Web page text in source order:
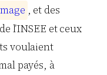
mage , et des
l’INSEE et ceux
voulaient
payés, à